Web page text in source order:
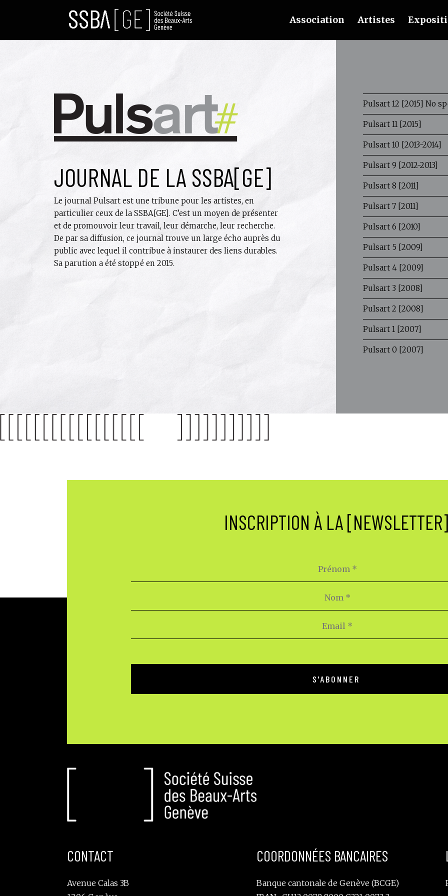
Association Artistes
JOURNAL DE LA SSBA[GE]
Le journal Pulsart est une tribune pour les artistes, en
particulier ceux de la SSBA[GE]. C’est un moyen de présenter
et de promouvoir leur travail, leur démarche, leur recherche.
De par sa diffusion, ce journal trouve un large écho auprès du
public avec lequel il contribue à instaurer des liens durables.
Sa parution a été stoppé en 2015.
Pulsart 12 [2015] No
Pulsart 11 [2015]
Pulsart 10 [2013-2014]
Pulsart 9 [2012-2013]
Pulsart 8 [2011]
Pulsart 7 [2011]
Pulsart 6 [2010]
Pulsart 5 [2009]
Pulsart 4 [2009]
Pulsart 3 [2008]
Pulsart 2 [2008]
Pulsart 1 [2007]
Pulsart 0 [2007]
INSCRIPTION À LA [NEWSLETTER]
CONTACT
Avenue Calas 3B
COORDONNÉES BANCAIRES
Banque cantonale de Genève (BCGE)